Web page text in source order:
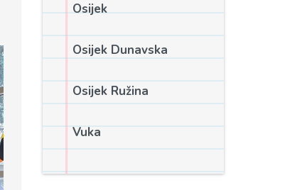
Osijek
Osijek Dunavska
Osijek Ružina
Vuka